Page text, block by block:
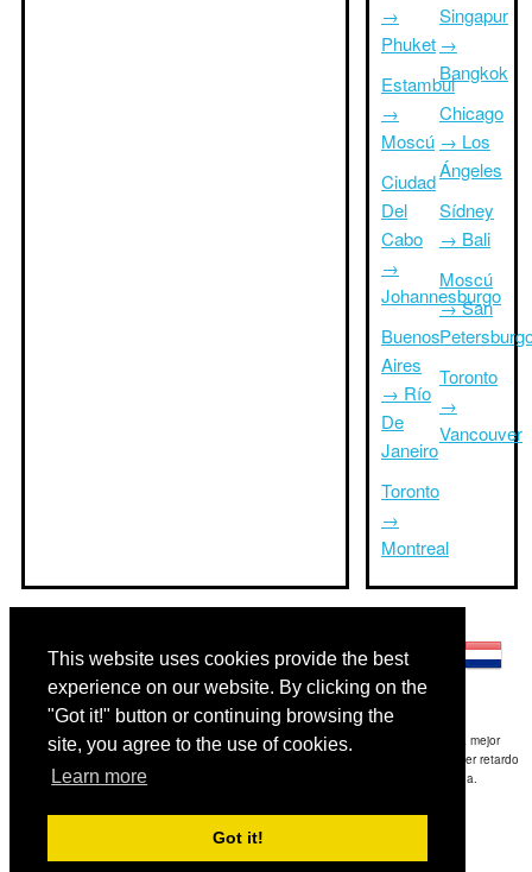
This website uses cookies provide the best
experience on our website. By clicking on the
"Got it!" button or continuing browsing the
site, you agree to the use of cookies.
Learn more
Got it!
→
Phuket
Estambul
→
Moscú
Ciudad
Del
Cabo
→
Johannesburgo
Buenos
Aires
→ Río
De
Janeiro
Toronto
→
Montreal
Singapur
→
Bangkok
Chicago
→ Los
Ángeles
Sídney
→ Bali
Moscú
→ San
Toronto
→
Vancouver
Exención de responsabilidad: La información mostrada en este sitio es nuestra mejor
estimación y sólo para su referencia.TripTimeTo.com no es responsable de cualquier retardo
de ida y / o consiguientes daños resultaron de la información proporcionada.
Copyright 2015-2026
Contact Usfor feedback.